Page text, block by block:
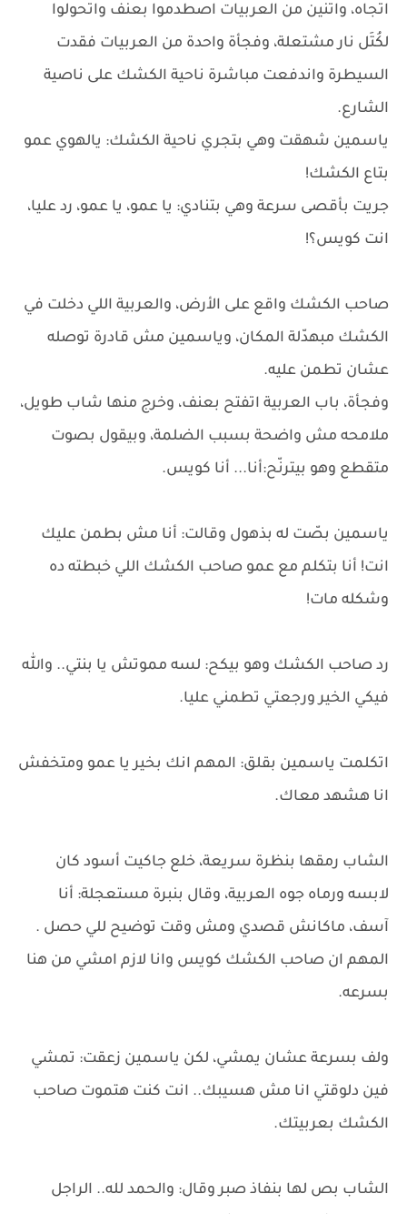
اتجاه، واتنين من العربيات اصطدموا بعنف واتحولوا
لكُتَل نار مشتعلة، وفجأة واحدة من العربيات فقدت
السيطرة واندفعت مباشرة ناحية الكشك على ناصية
الشارع.
ياسمين شهقت وهي بتجري ناحية الكشك: يالهوي عمو
بتاع الكشك!
جريت بأقصى سرعة وهي بتنادي: يا عمو، يا عمو، رد عليا،
انت كويس؟!
صاحب الكشك واقع على الأرض، والعربية اللي دخلت في
الكشك مبهدّلة المكان، وياسمين مش قادرة توصله
عشان تطمن عليه.
وفجأة، باب العربية اتفتح بعنف، وخرج منها شاب طويل،
ملامحه مش واضحة بسبب الضلمة، وبيقول بصوت
متقطع وهو بيترنّح:أنا... أنا كويس.
ياسمين بصّت له بذهول وقالت: أنا مش بطمن عليك
انت! أنا بتكلم مع عمو صاحب الكشك اللي خبطته ده
وشكله مات!
رد صاحب الكشك وهو بيكح: لسه مموتش يا بنتي.. والله
فيكي الخير ورجعتي تطمني عليا.
اتكلمت ياسمين بقلق: المهم انك بخير يا عمو ومتخفش
انا هشهد معاك.
الشاب رمقها بنظرة سريعة، خلع جاكيت أسود كان
لابسه ورماه جوه العربية، وقال بنبرة مستعجلة: أنا
آسف، ماكانش قصدي ومش وقت توضيح للي حصل .
المهم ان صاحب الكشك كويس وانا لازم امشي من هنا
بسرعه.
ولف بسرعة عشان يمشي، لكن ياسمين زعقت: تمشي
فين دلوقتي انا مش هسيبك.. انت كنت هتموت صاحب
الكشك بعربيتك.
الشاب بص لها بنفاذ صبر وقال: والحمد لله.. الراجل